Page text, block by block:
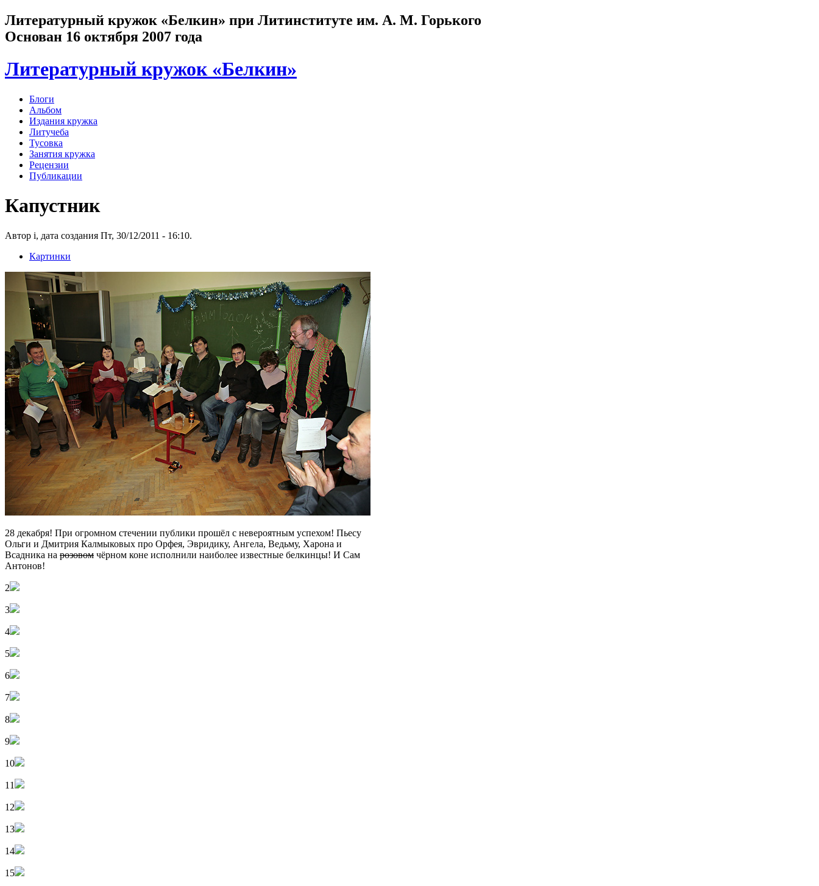
Литературный кружок «Белкин» при Литинституте им. А. М. Горького
Основан 16 октября 2007 года
Литературный кружок «Белкин»
Блоги
Альбом
Издания кружка
Литучеба
Тусовка
Занятия кружка
Рецензии
Публикации
Капустник
Автор i, дата создания Пт, 30/12/2011 - 16:10.
Картинки
28 декабря! При огромном стечении публики прошёл с невероятным успехом! Пьесу
Ольги и Дмитрия Калмыковых про Орфея, Эвридику, Ангела, Ведьму, Харона и
Всадника на розовом чёрном коне исполнили наиболее известные белкинцы! И Сам
Антонов!
2
3
4
5
6
7
8
9
10
11
12
13
14
15